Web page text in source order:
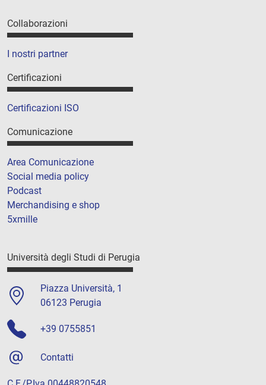
Collaborazioni
I nostri partner
Certificazioni
Certificazioni ISO
Comunicazione
Area Comunicazione
Social media policy
Podcast
Merchandising e shop
5xmille
Università degli Studi di Perugia
Piazza Università, 1
06123 Perugia
+39 0755851
Contatti